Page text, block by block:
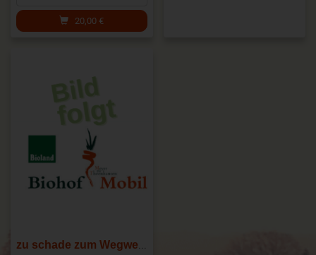
20,00 €
zu schade zum Wegwerfen Kiste